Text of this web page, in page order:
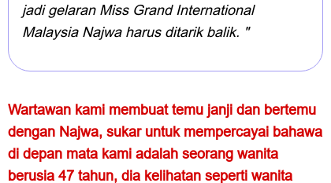
jadi gelaran Miss Grand International
Malaysia Najwa harus ditarik balik. "
Wartawan kami membuat temu janji dan bertemu
dengan Najwa, sukar untuk mempercayai bahawa
di depan mata kami adalah seorang wanita
berusia 47 tahun, dia kelihatan seperti wanita